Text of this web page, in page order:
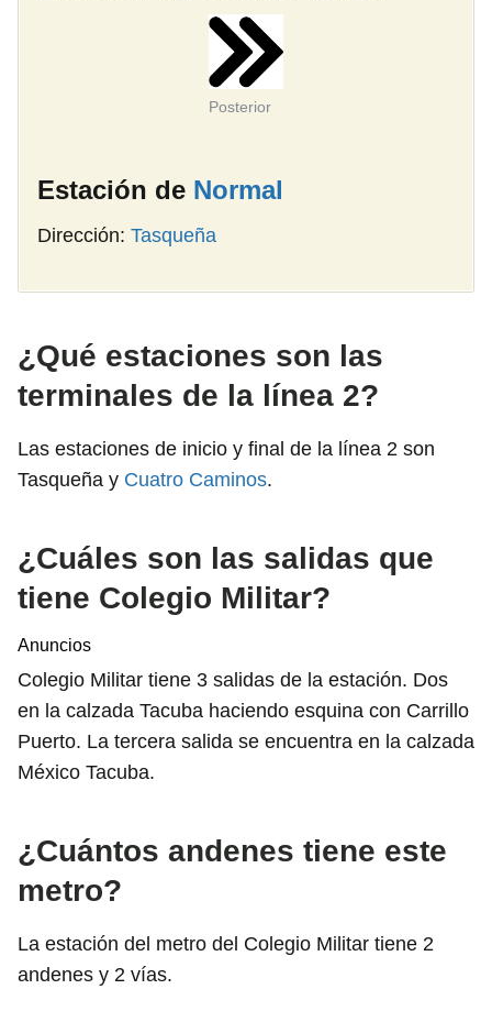
Posterior
Estación de Normal
Dirección: Tasqueña
¿Qué estaciones son las
terminales de la línea 2?
Las estaciones de inicio y final de la línea 2 son
Tasqueña y Cuatro Caminos.
¿Cuáles son las salidas que
tiene Colegio Militar?
Anuncios
Colegio Militar tiene 3 salidas de la estación. Dos
en la calzada Tacuba haciendo esquina con Carrillo
Puerto. La tercera salida se encuentra en la calzada
México Tacuba.
¿Cuántos andenes tiene este
metro?
La estación del metro del Colegio Militar tiene 2
andenes y 2 vías.